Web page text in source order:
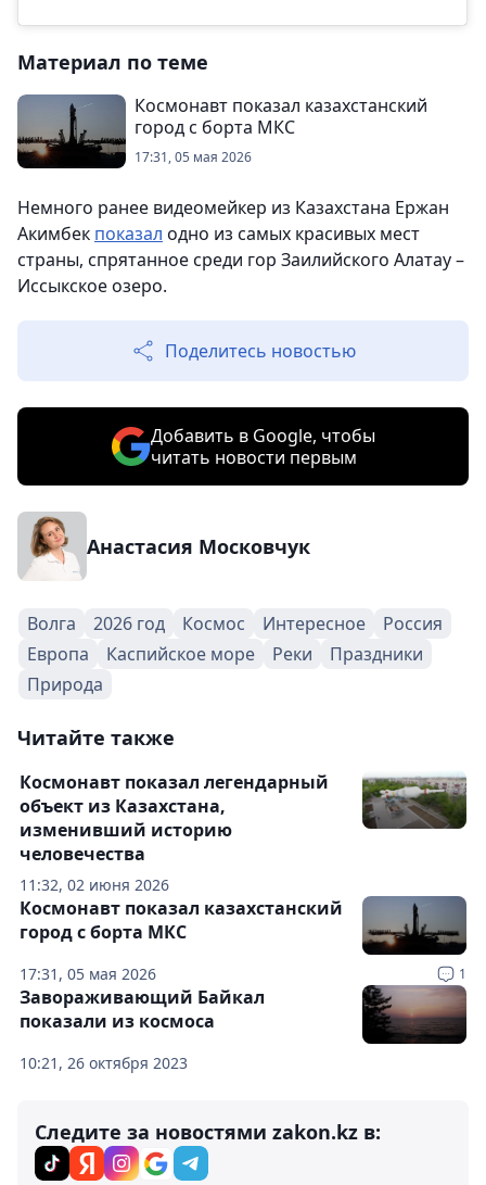
Материал по теме
Космонавт показал казахстанский
город с борта МКС
17:31, 05 мая 2026
Немного ранее видеомейкер из Казахстана Ержан
Акимбек показал одно из самых красивых мест
страны, спрятанное среди гор Заилийского Алатау –
Иссыкское озеро.
Поделитесь новостью
Добавить в Google, чтобы
читать новости первым
Анастасия Московчук
Волга 2026 год Космос Интересное
Россия
Европа
Каспийское море Реки
Праздники
Природа
Читайте также
11:32, 02 июня 2026
Космонавт показал легендарный
объект из Казахстана,
изменивший историю
человечества
17:31, 05 мая 2026 1
Космонавт показал казахстанский
город с борта МКС
10:21, 26 октября 2023
Завораживающий Байкал
показали из космоса
Следите за новостями zakon.kz в: